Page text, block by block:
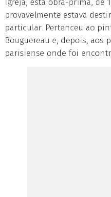
Igreja, esta obra-prima, de
provavelmente estava
particular. Pertenceu ao
Bouguereau e, depois, aos
parisiense onde foi